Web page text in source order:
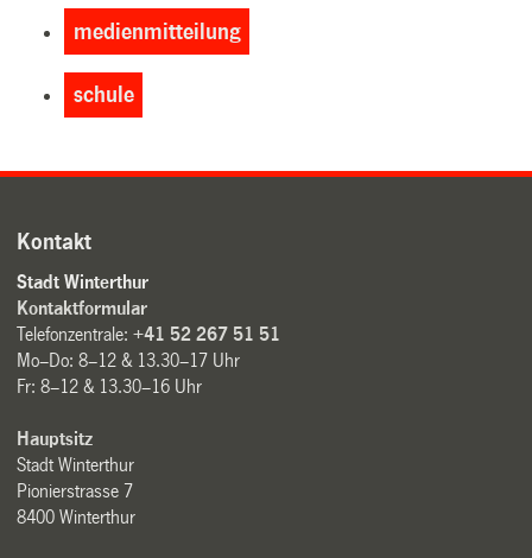
medienmitteilung
schule
Kontakt
Stadt Winterthur
Kontaktformular
Telefonzentrale:+41 52 267 51 51
Mo–Do: 8–12 & 13.30–17 Uhr
Fr: 8–12 & 13.30–16 Uhr
Hauptsitz
Stadt Winterthur
Pionierstrasse 7
8400 Winterthur